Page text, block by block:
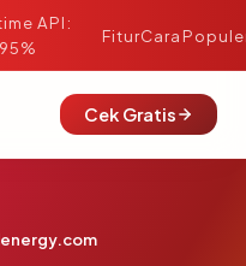
API:
FiturCara
Cek Gratis